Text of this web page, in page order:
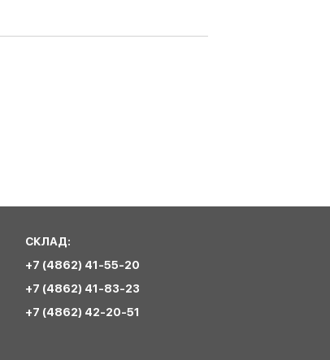
СКЛАД:
+7 (4862) 41-55-20
+7 (4862) 41-83-23
+7 (4862) 42-20-51